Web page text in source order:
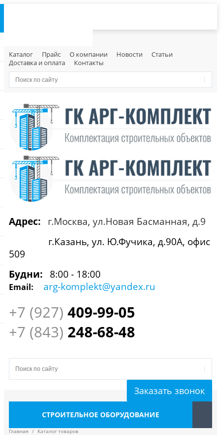
Каталог Прайс О компании Новости
Статьи
Доставка и оплата
Контакты
Адрес:
г.Москва, ул.Новая Басманная, д.9
г.Казань, ул. Ю.Фучика, д.90А, офис
509
Будни:
8:00 - 18:00
Email: arg-komplekt@yandex.ru
+7 (927) 409-99-05
+7 (843) 248-68-48
Заказать звонок
СТРОИТЕЛЬНОЕ ОБОРУДОВАНИЕ
Главная / Каталог товаров